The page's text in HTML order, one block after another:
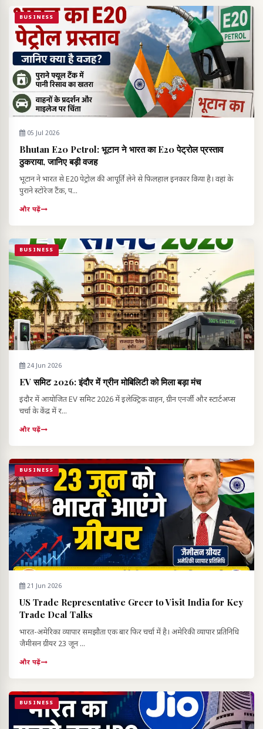
BUSINESS
05 Jul 2026
Bhutan E20 Petrol: भूटान ने भारत का E20 पेट्रोल प्रस्ताव
ठुकराया, जानिए बड़ी वजह
भूटान ने भारत से E20 पेट्रोल की आपूर्ति लेने से फिलहाल इनकार किया है। वहां के
पुराने स्टोरेज टैंक, प...
और पढ़ें
BUSINESS
24 Jun 2026
EV समिट 2026: इंदौर में ग्रीन मोबिलिटी को मिला बड़ा मंच
इंदौर में आयोजित EV समिट 2026 में इलेक्ट्रिक वाहन, ग्रीन एनर्जी और स्टार्टअप्स
चर्चा के केंद्र में र...
और पढ़ें
BUSINESS
21 Jun 2026
US Trade Representative Greer to Visit India for Key
Trade Deal Talks
भारत-अमेरिका व्यापार समझौता एक बार फिर चर्चा में है। अमेरिकी व्यापार प्रतिनिधि
जैमीसन ग्रीयर 23 जून ...
और पढ़ें
BUSINESS